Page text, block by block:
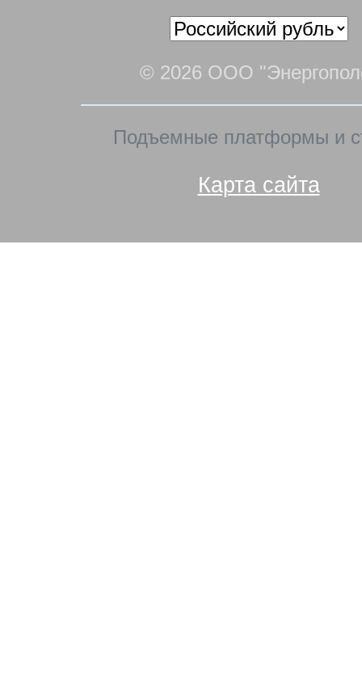
© 2026 ООО
Подъемные платформы и
Карта сайта